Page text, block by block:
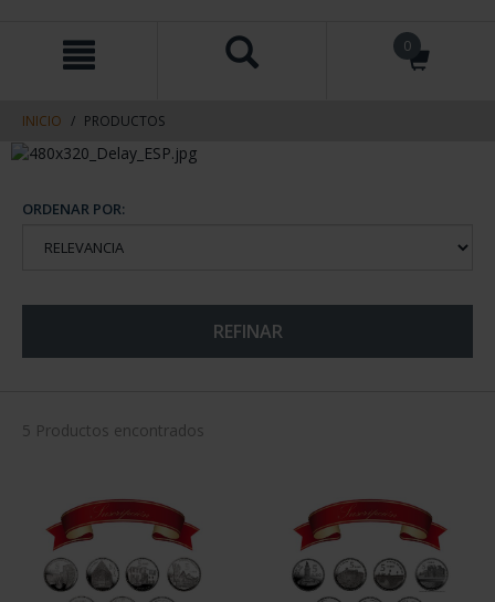
contenido
navegacin
0
INICIO PRODUCTOS
ORDENAR POR:
REFINAR
5 Productos encontrados